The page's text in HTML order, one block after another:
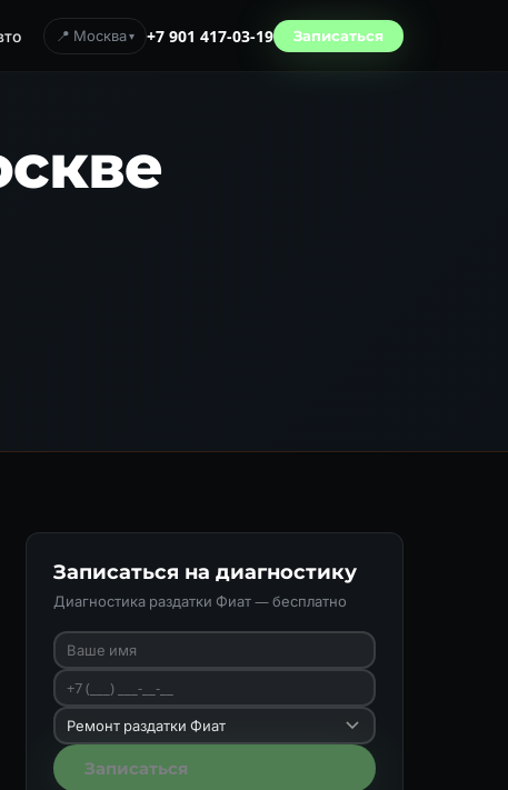
📍 Москва +7 901 417-03-19 Записаться
Записаться на диагностику
Диагностика раздатки Фиат — бесплатно
Записаться